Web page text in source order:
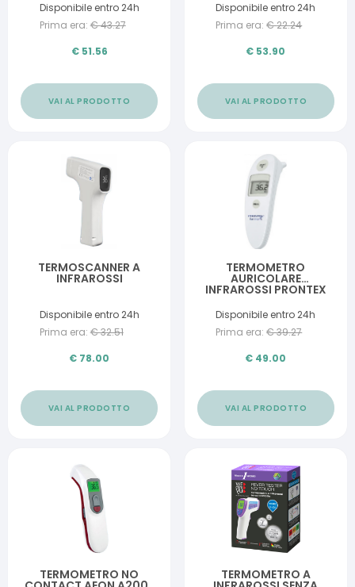
Disponibile entro 24h
Prima era: €43.27
€ 51.56
VAI AL PRODOTTO
Disponibile entro 24h
Prima era: €22.24
€ 53.90
VAI AL PRODOTTO
TERMOSCANNER A
INFRAROSSI
Disponibile entro 24h
Prima era: €32.51
€ 78.00
VAI AL PRODOTTO
TERMOMETRO
AURICOLARE
INFRAROSSI PRONTEX
Disponibile entro 24h
Prima era: €39.27
€ 49.00
VAI AL PRODOTTO
TERMOMETRO NO TERMOMETRO A